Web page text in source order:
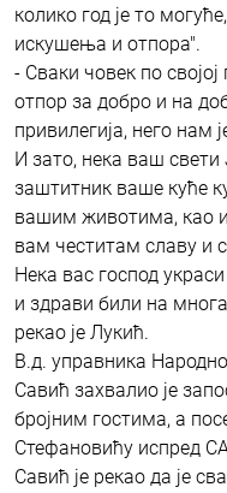
колико год је то
искушења и отпора".
- Сваки човек по
отпор за добро и на
привилегија, него нам
И зато, нека ваш свети
заштитник ваше куће
вашим животима, као
вам честитам славу и
Нека вас господ
и здрави били на
рекао је Лукић.
В.д. управника
Савић захвалио је
бројним гостима, а
Стефановићу испред
Савић је рекао да је